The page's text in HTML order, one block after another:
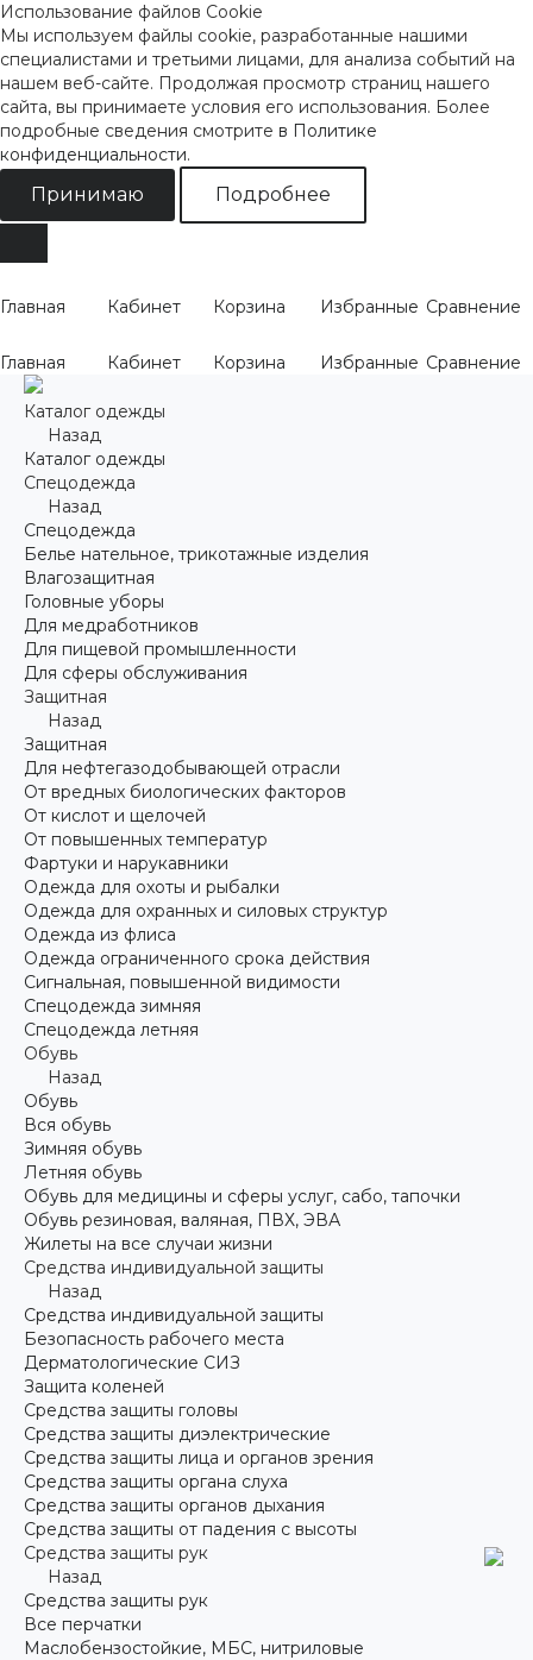
Использование файлов Cookie
Мы используем файлы cookie, разработанные нашими
специалистами и третьими лицами, для анализа событий на
нашем веб-сайте. Продолжая просмотр страниц нашего
сайта, вы принимаете условия его использования. Более
подробные сведения смотрите в Политике
конфиденциальности.
Принимаю Подробнее
Главная Кабинет Корзина Избранные Сравнение
Главная Кабинет Корзина Избранные Сравнение
Каталог одежды
Назад
Каталог одежды
Спецодежда
Назад
Спецодежда
Белье нательное, трикотажные изделия
Влагозащитная
Головные уборы
Для медработников
Для пищевой промышленности
Для сферы обслуживания
Защитная
Назад
Защитная
Для нефтегазодобывающей отрасли
От вредных биологических факторов
От кислот и щелочей
От повышенных температур
Фартуки и нарукавники
Одежда для охоты и рыбалки
Одежда для охранных и силовых структур
Одежда из флиса
Одежда ограниченного срока действия
Сигнальная, повышенной видимости
Спецодежда зимняя
Спецодежда летняя
Обувь
Назад
Обувь
Вся обувь
Зимняя обувь
Летняя обувь
Обувь для медицины и сферы услуг, сабо, тапочки
Обувь резиновая, валяная, ПВХ, ЭВА
Жилеты на все случаи жизни
Средства индивидуальной защиты
Назад
Средства индивидуальной защиты
Безопасность рабочего места
Дерматологические СИЗ
Защита коленей
Средства защиты головы
Средства защиты диэлектрические
Средства защиты лица и органов зрения
Средства защиты органа слуха
Средства защиты органов дыхания
Средства защиты от падения с высоты
Средства защиты рук
Назад
Средства защиты рук
Все перчатки
Маслобензостойкие, МБС, нитриловые